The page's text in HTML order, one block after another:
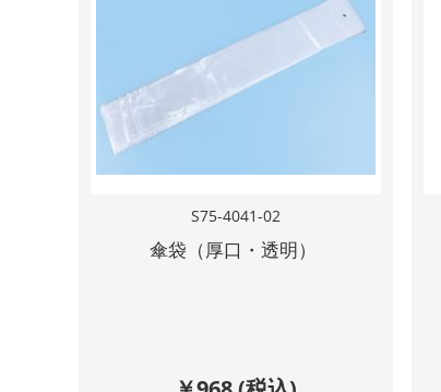
S75-4041-02
傘袋（厚口・透明）